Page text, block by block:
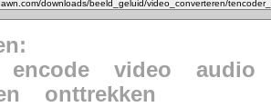
encode video
audio
onttrekken